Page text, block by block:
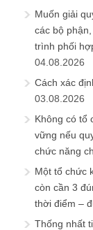
Muốn giải
các bộ
trình phối
04.08.2026
Cách xác
03.08.2026
Không có tổ
vững nếu
chức năng
Một tổ chức
còn cần 3
thời điểm –
Thống nhất